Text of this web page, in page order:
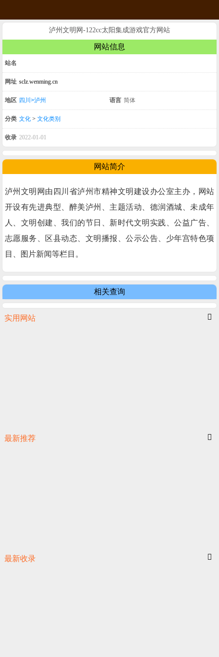
泸州文明网-122cc太阳集成游戏官方网站
网站信息
站名
网址 sclz.wenming.cn
地区 四川>泸州 语言 简体
分类 文化 > 文化类别
收录 2022-01-01
网站简介
泸州文明网由四川省泸州市精神文明建设办公室主办，网站
开设有先进典型、醉美泸州、主题活动、德润酒城、未成年
人、文明创建、我们的节日、新时代文明实践、公益广告、
志愿服务、区县动态、文明播报、公示公告、少年宫特色项
目、图片新闻等栏目。
相关查询
实用网站
最新推荐
最新收录